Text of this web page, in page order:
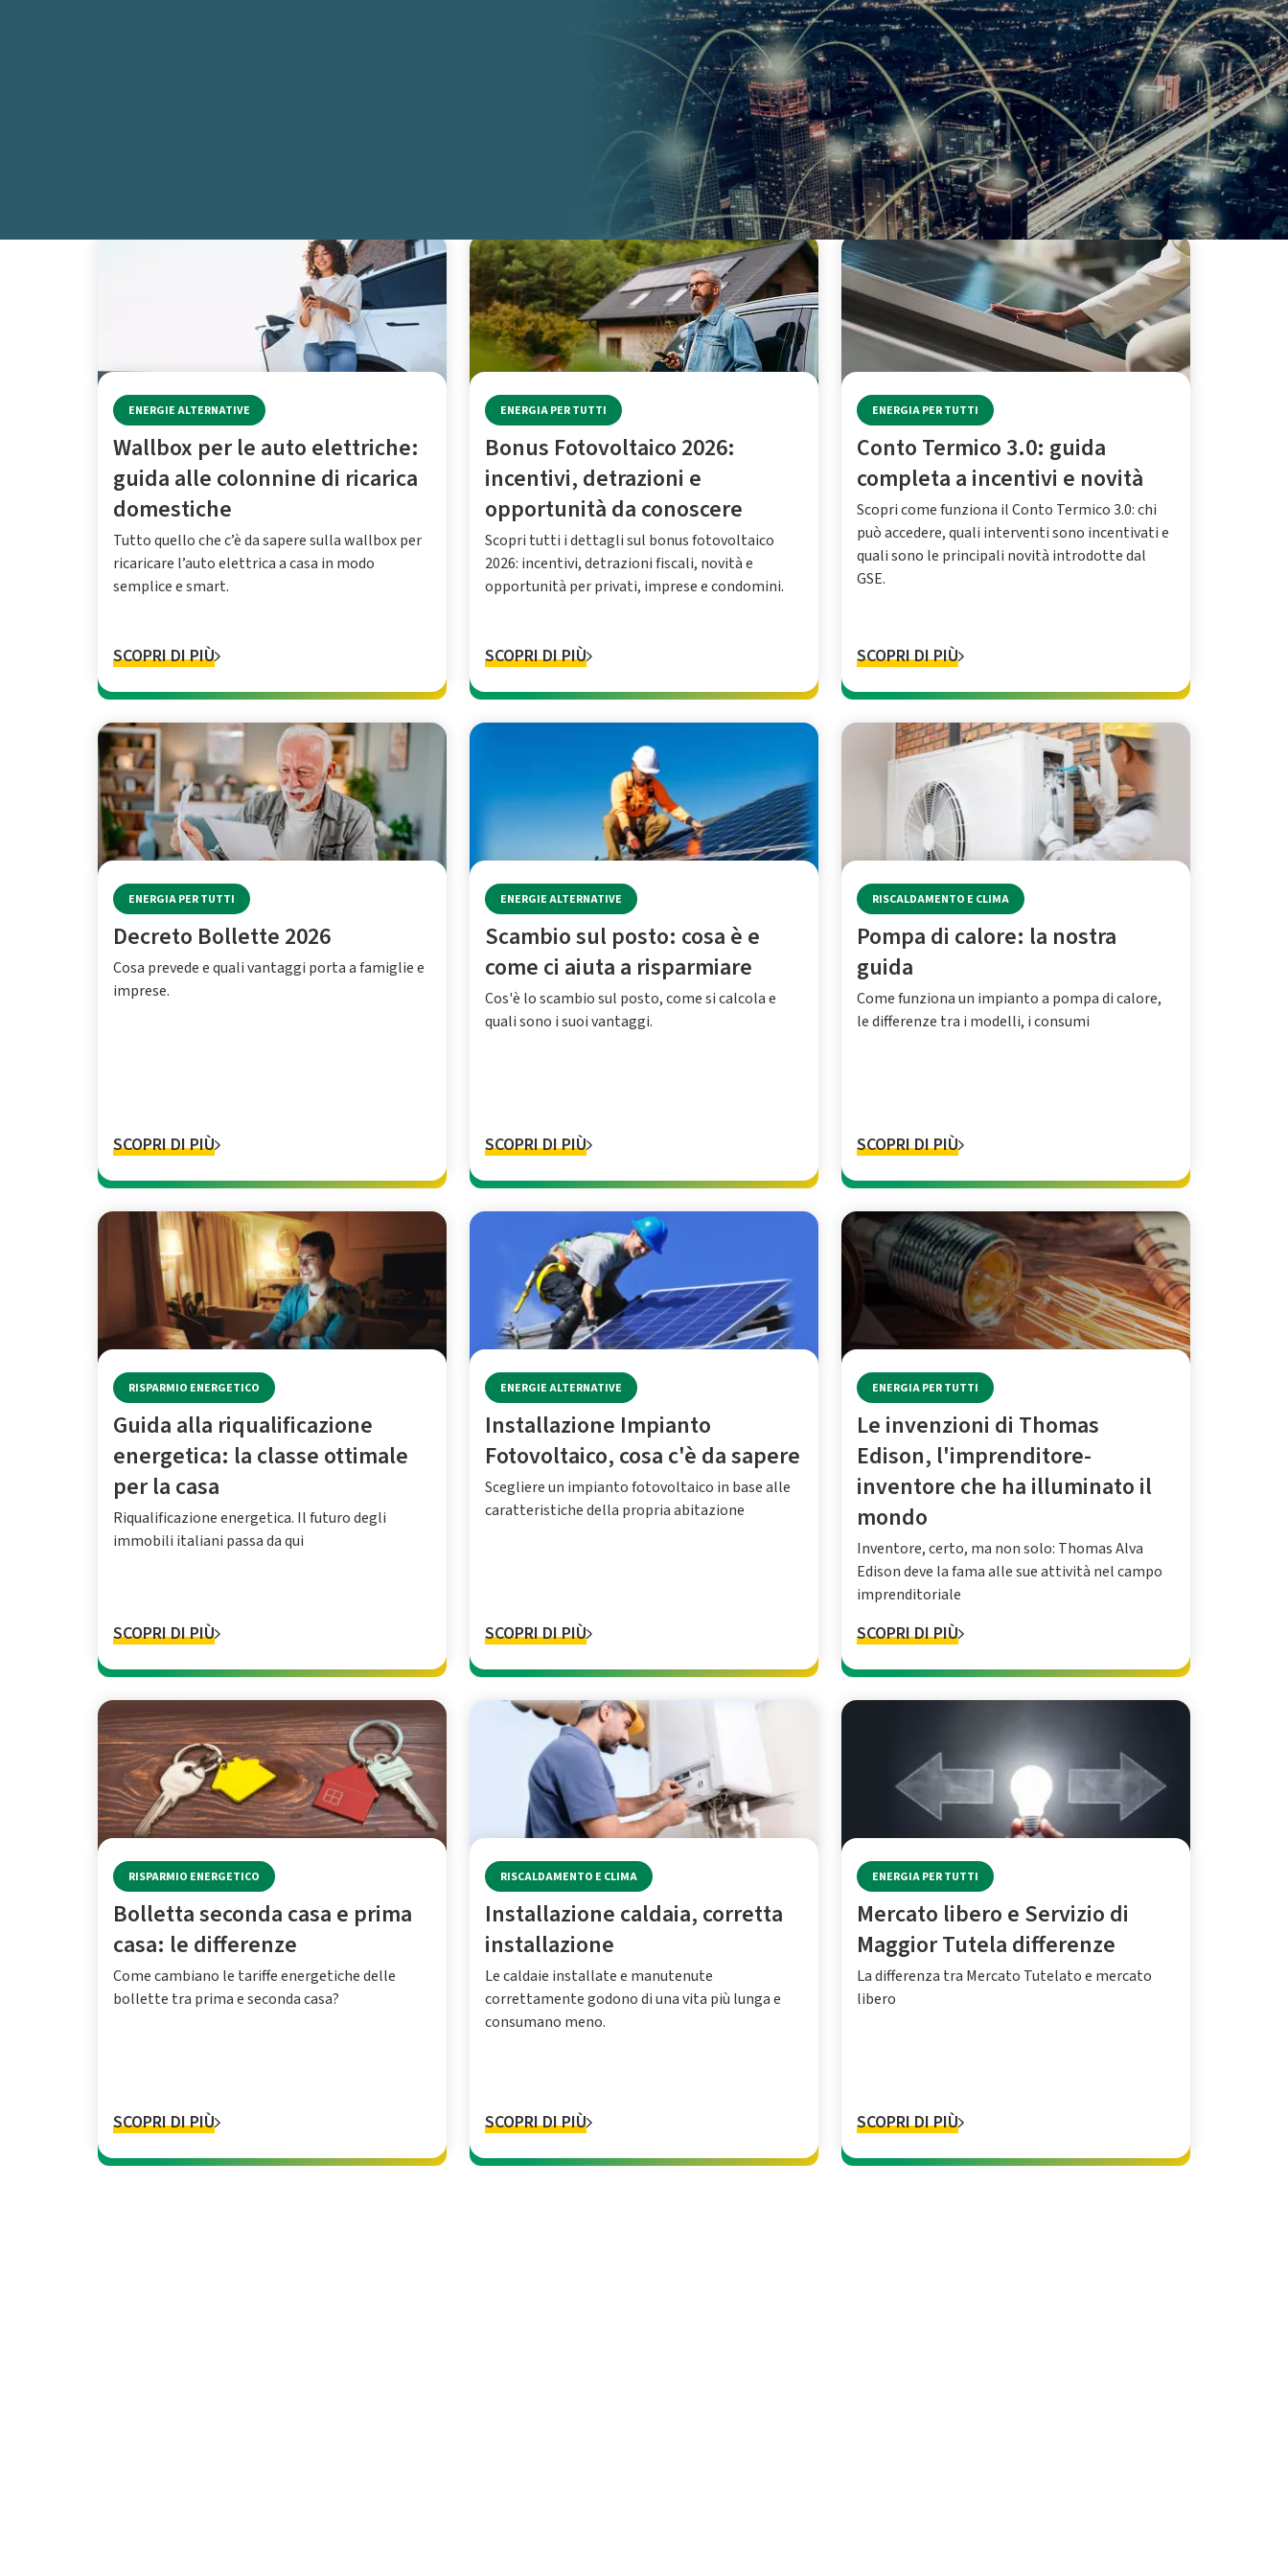
ENERGIE ALTERNATIVE ENERGIA PER TUTTI
ENERGIE ALTERNATIVE
Wallbox per le auto elettriche:
guida alle colonnine di ricarica
domestiche
Tutto quello che c’è da sapere sulla wallbox per
ricaricare l’auto elettrica a casa in modo
semplice e smart.
SCOPRI DI PIÙ
ENERGIA PER TUTTI
Bonus Fotovoltaico 2026:
incentivi, detrazioni e
opportunità da conoscere
Scopri tutti i dettagli sul bonus fotovoltaico
2026: incentivi, detrazioni fiscali, novità e
opportunità per privati, imprese e condomini.
SCOPRI DI PIÙ
ENERGIA PER TUTTI
Conto Termico 3.0: guida
completa a incentivi e novità
Scopri come funziona il Conto Termico 3.0: chi
può accedere, quali interventi sono incentivati e
quali sono le principali novità introdotte dal
GSE.
SCOPRI DI PIÙ
ENERGIA PER TUTTI
Decreto Bollette 2026
Cosa prevede e quali vantaggi porta a famiglie e
imprese.
SCOPRI DI PIÙ
ENERGIE ALTERNATIVE
Scambio sul posto: cosa è e
come ci aiuta a risparmiare
Cos'è lo scambio sul posto, come si calcola e
quali sono i suoi vantaggi.
SCOPRI DI PIÙ
RISCALDAMENTO E CLIMA
Pompa di calore: la nostra
guida
Come funziona un impianto a pompa di calore,
le differenze tra i modelli, i consumi
SCOPRI DI PIÙ
RISPARMIO ENERGETICO
Guida alla riqualificazione
energetica: la classe ottimale
per la casa
Riqualificazione energetica. Il futuro degli
immobili italiani passa da qui
SCOPRI DI PIÙ
ENERGIE ALTERNATIVE
Installazione Impianto
Fotovoltaico, cosa c'è da sapere
Scegliere un impianto fotovoltaico in base alle
caratteristiche della propria abitazione
SCOPRI DI PIÙ
ENERGIA PER TUTTI
Le invenzioni di Thomas
Edison, l'imprenditore-
inventore che ha illuminato il
mondo
Inventore, certo, ma non solo: Thomas Alva
Edison deve la fama alle sue attività nel campo
imprenditoriale
SCOPRI DI PIÙ
RISPARMIO ENERGETICO
Bolletta seconda casa e prima
casa: le differenze
Come cambiano le tariffe energetiche delle
bollette tra prima e seconda casa?
SCOPRI DI PIÙ
RISCALDAMENTO E CLIMA
Installazione caldaia, corretta
installazione
Le caldaie installate e manutenute
correttamente godono di una vita più lunga e
consumano meno.
SCOPRI DI PIÙ
ENERGIA PER TUTTI
Mercato libero e Servizio di
Maggior Tutela differenze
La differenza tra Mercato Tutelato e mercato
libero
SCOPRI DI PIÙ